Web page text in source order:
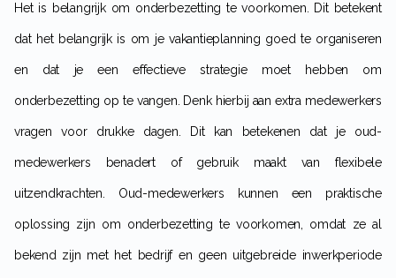
Het is belangrijk om onderbezetting te voorkomen. Dit betekent
dat het belangrijk is om je vakantieplanning goed te organiseren
en dat je een effectieve strategie moet hebben om
onderbezetting op te vangen. Denk hierbij aan extra medewerkers
vragen voor drukke dagen. Dit kan betekenen dat je oud-
medewerkers benadert of gebruik maakt van flexibele
uitzendkrachten. Oud-medewerkers kunnen een praktische
oplossing zijn om onderbezetting te voorkomen, omdat ze al
bekend zijn met het bedrijf en geen uitgebreide inwerkperiode